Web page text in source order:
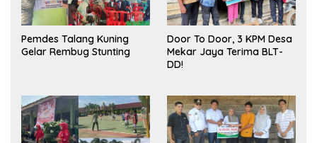
Pemdes Talang Kuning
Gelar Rembug Stunting
Door To Door, 3 KPM Desa
Mekar Jaya Terima BLT-
DD!